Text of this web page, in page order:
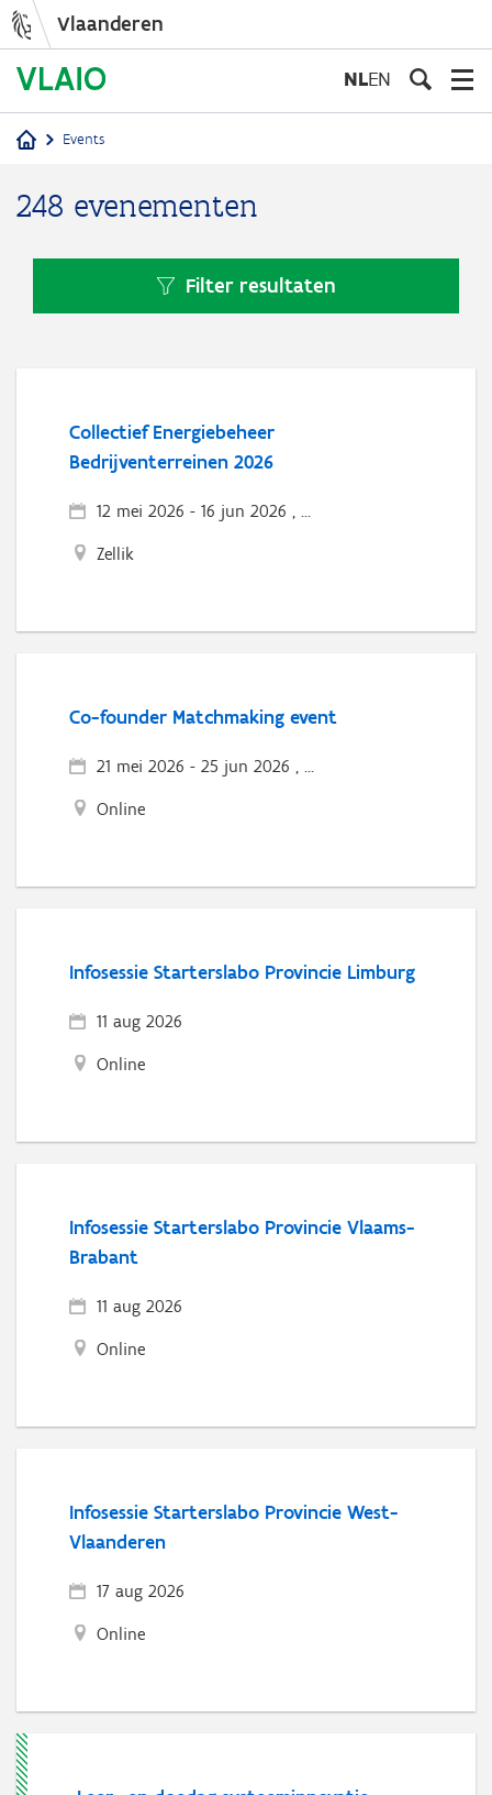
Vlaanderen
NLEN
Events
248 evenementen
Filter resultaten
Collectief Energiebeheer
Bedrijventerreinen 2026
12 mei 2026 - 16 jun 2026 , ...
Zellik
Co-founder Matchmaking event
21 mei 2026 - 25 jun 2026 , ...
Online
Infosessie Starterslabo Provincie Limburg
11 aug 2026
Online
Infosessie Starterslabo Provincie Vlaams-
Brabant
11 aug 2026
Online
Infosessie Starterslabo Provincie West-
Vlaanderen
17 aug 2026
Online